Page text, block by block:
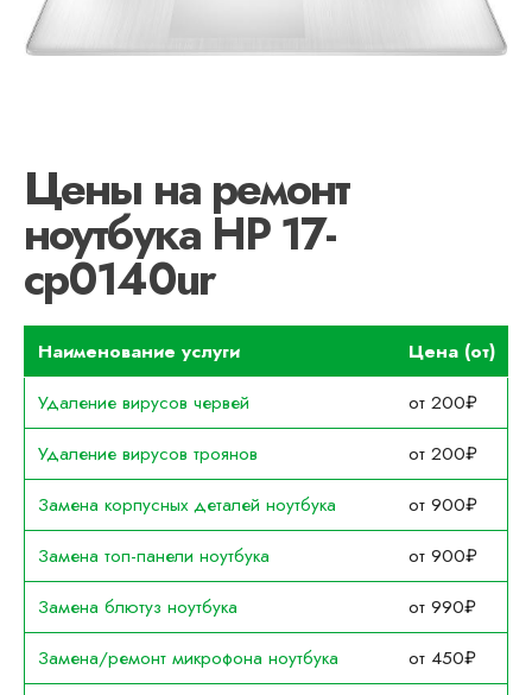
Цены на ремонт
ноутбука HP 17-
cp0140ur
Наименование услуги
Цена (от)
Удаление вирусов червей
от 200₽
Удаление вирусов троянов
от 200₽
Замена корпусных деталей ноутбука
от 900₽
Замена топ-панели ноутбука
от 900₽
Замена блютуз ноутбука
от 990₽
Замена/ремонт микрофона ноутбука
от 450₽